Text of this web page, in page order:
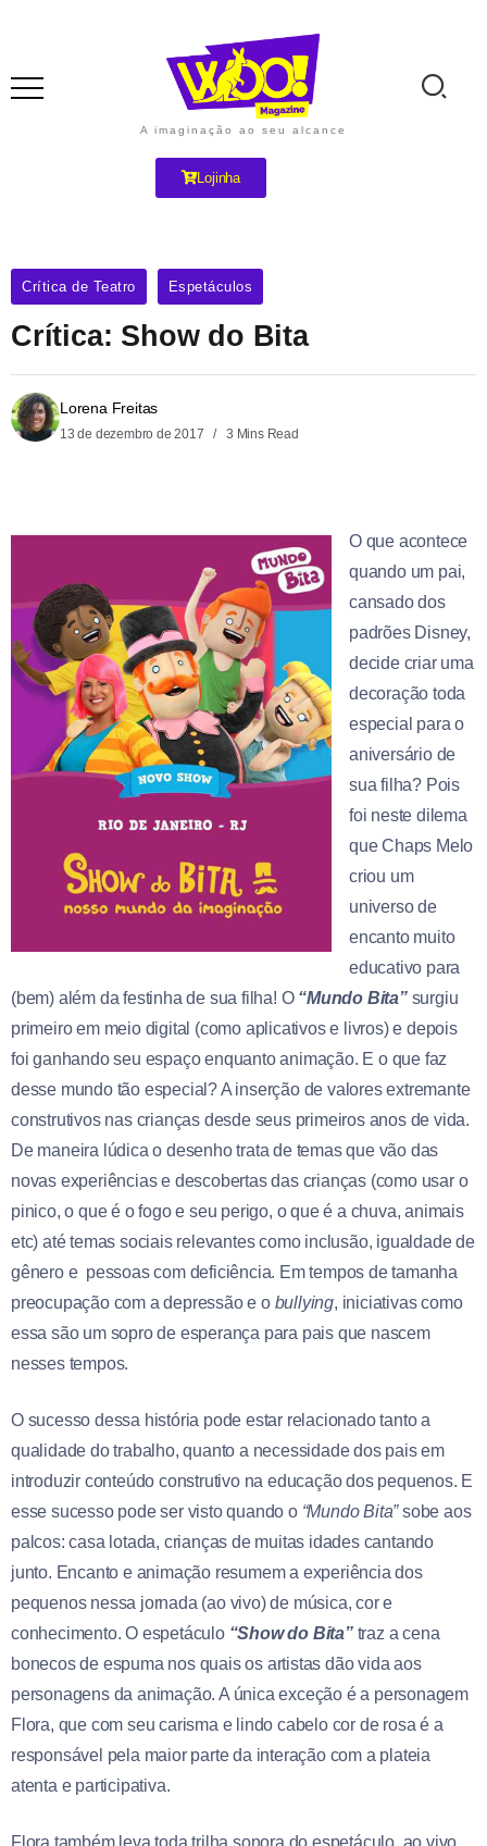
A imaginação ao seu alcance
Lojinha
Crítica de Teatro Espetáculos
Crítica: Show do Bita
Lorena Freitas
13 de dezembro de 2017 3 Mins Read
O que acontece
quando um pai,
cansado dos
padrões Disney,
decide criar uma
decoração toda
especial para o
aniversário de
sua filha? Pois
foi neste dilema
que Chaps Melo
criou um
universo de
encanto muito
educativo para
(bem) além da festinha de sua filha! O “Mundo Bita”surgiu
primeiro em meio digital (como aplicativos e livros) e depois
foi ganhando seu espaço enquanto animação. E o que faz
desse mundo tão especial? A inserção de valores extremante
construtivos nas crianças desde seus primeiros anos de vida.
De maneira lúdica o desenho trata de temas que vão das
novas experiências e descobertas das crianças (como usar o
pinico, o que é o fogo e seu perigo, o que é a chuva, animais
etc) até temas sociais relevantes como inclusão, igualdade de
gênero e pessoas com deficiência. Em tempos de tamanha
preocupação com a depressão e o bullying, iniciativas como
essa são um sopro de esperança para pais que nascem
nesses tempos.
O sucesso dessa história pode estar relacionado tanto a
qualidade do trabalho, quanto a necessidade dos pais em
introduzir conteúdo construtivo na educação dos pequenos. E
esse sucesso pode ser visto quando o“Mundo Bita”sobe aos
palcos: casa lotada, crianças de muitas idades cantando
junto. Encanto e animação resumem a experiência dos
pequenos nessa jornada (ao vivo) de música, cor e
conhecimento. O espetáculo “Show do Bita”traz a cena
bonecos de espuma nos quais os artistas dão vida aos
personagens da animação. A única exceção é a personagem
Flora, que com seu carisma e lindo cabelo cor de rosa é a
responsável pela maior parte da interação com a plateia
atenta e participativa.
Flora também leva toda trilha sonora do espetáculo, ao vivo,